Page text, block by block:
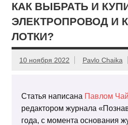
КАК ВЫБРАТЬ И
ЭЛЕКТРОПРОВОД И
ЛОТКИ?
10 ноября 2022 Pavlo Chaika
Статья написана Павлом
редактором журнала
года, с момента основания